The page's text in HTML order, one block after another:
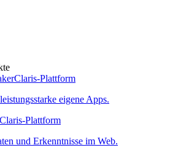
Claris-Plattform
eigene Apps.
Claris-Plattform
und Erkenntnisse im Web.